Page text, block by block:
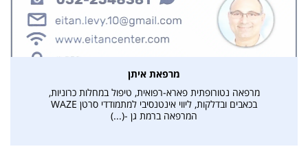
מרפאת איתן
מרפאה נטורופתית פארא-רפואית, טיפול במחלות כרוניות,
בכאבים ובדלקות, ליווי אינטנסיבי למתמודדי סרטן WAZE
המרפאה ברמת גן -(...)